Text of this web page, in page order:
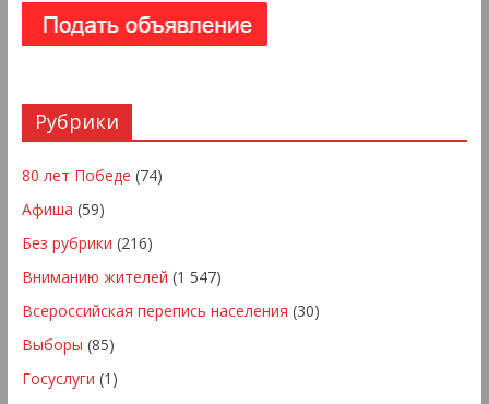
Рубрики
80 лет Победе (74)
Афиша (59)
Без рубрики (216)
Вниманию жителей (1 547)
Всероссийская перепись населения (30)
Выборы (85)
Госуслуги (1)